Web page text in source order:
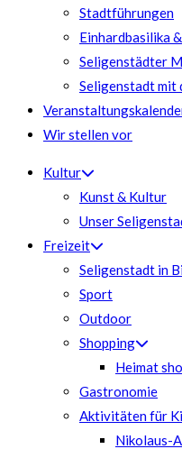
Stadtführungen
Einhardbasilika
Seligenstädter
Seligenstadt mit
Wir stellen vor
Kultur
Kunst & Kultur
Unser
Freizeit
Seligenstadt in
Sport
Outdoor
Shopping
Heimat
Gastronomie
Aktivitäten für
Nikolaus-